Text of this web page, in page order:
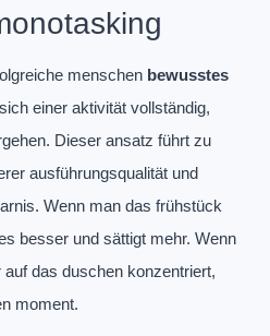
menschen bewusstes
einer aktivität vollständig,
Dieser ansatz führt zu
ausführungsqualität und
Wenn man das frühstück
besser und sättigt mehr. Wenn
das duschen konzentriert,
moment.